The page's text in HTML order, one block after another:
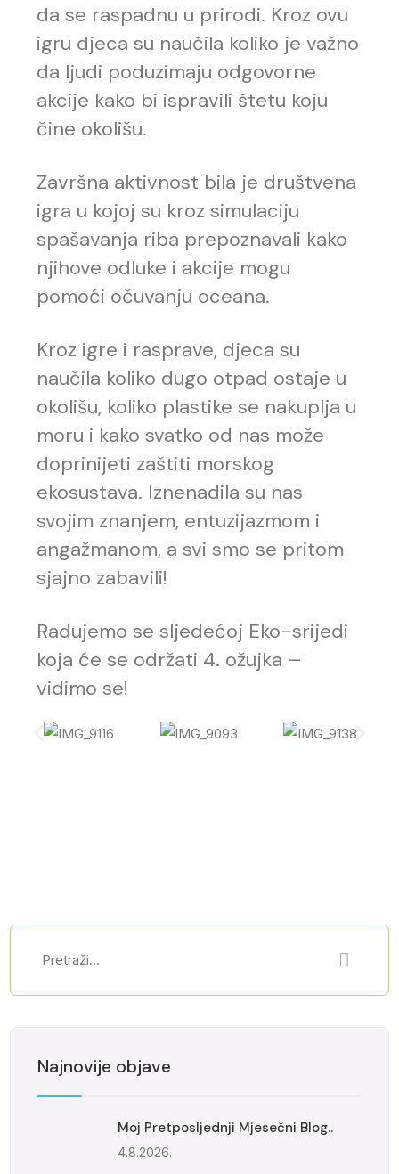
da se raspadnu u prirodi. Kroz ovu
igru djeca su naučila koliko je važno
da ljudi poduzimaju odgovorne
akcije kako bi ispravili štetu koju
čine okolišu.
Završna aktivnost bila je društvena
igra u kojoj su kroz simulaciju
spašavanja riba prepoznavali kako
njihove odluke i akcije mogu
pomoći očuvanju oceana.
Kroz igre i rasprave, djeca su
naučila koliko dugo otpad ostaje u
okolišu, koliko plastike se nakuplja u
moru i kako svatko od nas može
doprinijeti zaštiti morskog
ekosustava. Iznenadila su nas
svojim znanjem, entuzijazmom i
angažmanom, a svi smo se pritom
sjajno zabavili!
Radujemo se sljedećoj Eko-srijedi
koja će se održati 4. ožujka –
vidimo se!
Najnovije objave
Moj Pretposljednji Mjesečni Blog..
4.8.2026.